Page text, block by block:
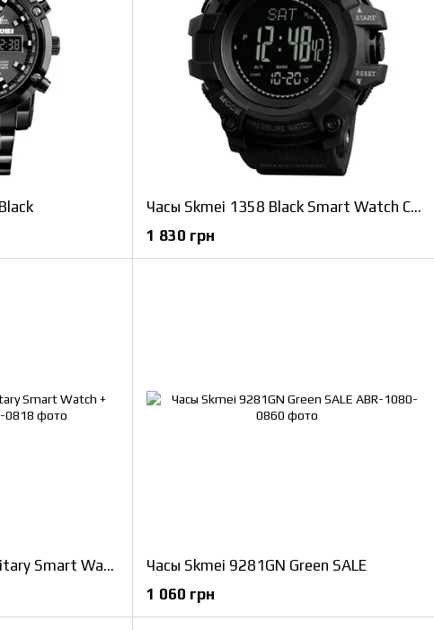
Часы Skmei 1358 Black Smart Watch Compass
1 830 грн
Часы Skmei 1231AG Military Smart Watch + Compass
Часы Skmei 9281GN Green SALE
1 060 грн